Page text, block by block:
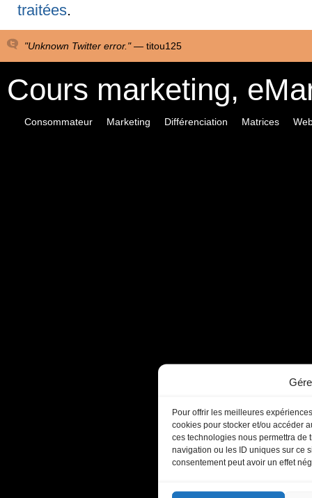
Pour offrir les meilleures
cookies pour stocker et/ou accéder
ces technologies nous permettra de
navigation ou les ID uniques sur ce
consentement peut avoir un effet
traitées.
"Unknown Twitter error." — titou125
Cours marketing,
Consommateur Marketing Différenciation Matrices